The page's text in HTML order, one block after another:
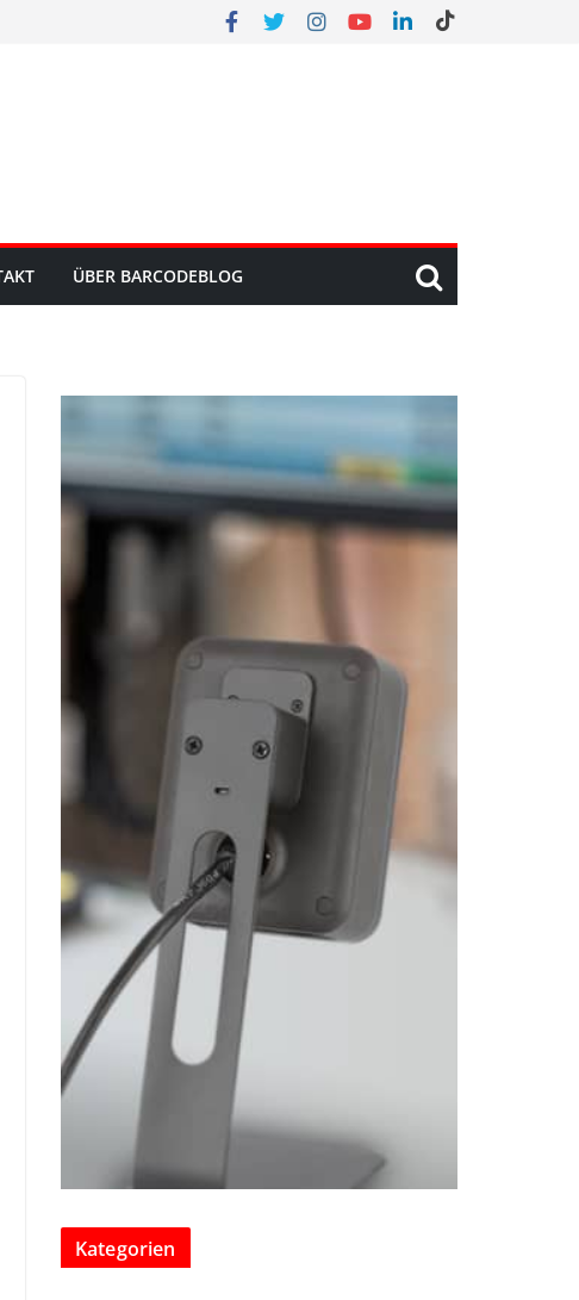
ÜBER BARCODEBLOG
Kategorien